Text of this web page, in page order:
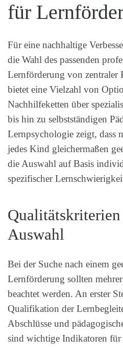
für
Für eine nachhaltige
die Wahl des passenden
Lernförderung von zentraler
bietet eine Vielzahl von
Nachhilfeketten über
bis hin zu selbstständigen
Lernpsychologie zeigt, dass
jedes Kind gleichermaßen
die Auswahl auf Basis
spezifischer
Auswahl
Bei der Suche nach einem
Lernförderung sollten
beachtet werden. An erster
Qualifikation der
Abschlüsse und
sind wichtige Indikatoren für